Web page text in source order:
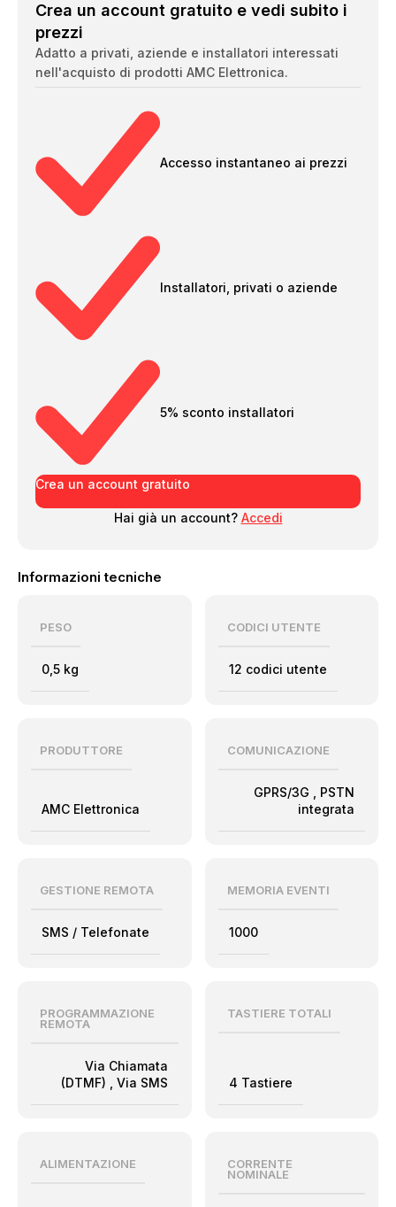
Crea un account gratuito e vedi subito i
prezzi
Adatto a privati, aziende e installatori interessati
nell'acquisto di prodotti AMC Elettronica.
Accesso instantaneo ai prezzi
Installatori, privati o aziende
5% sconto installatori
Crea un account gratuito
Hai già un account? Accedi
Informazioni tecniche
PESO
0,5 kg
CODICI UTENTE
12 codici utente
PRODUTTORE
AMC Elettronica
COMUNICAZIONE
GPRS/3G
PSTN
integrata
GESTIONE REMOTA
SMS / Telefonate
MEMORIA EVENTI
1000
PROGRAMMAZIONE
REMOTA
Via Chiamata
(DTMF)
Via SMS
TASTIERE TOTALI
4 Tastiere
ALIMENTAZIONE CORRENTE
NOMINALE